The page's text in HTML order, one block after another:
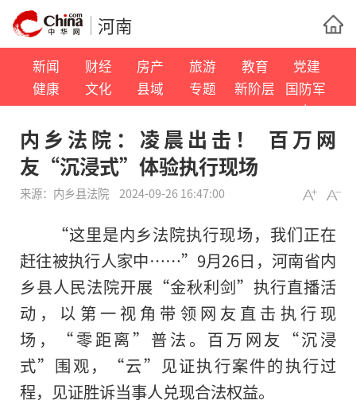
河南
新闻 财经 房产 旅游 教育
党建
健康
文化 县域 专题 新阶层
国防军
事
内乡法院：凌晨出击！ 百万网
友“沉浸式”体验执行现场
来源： 内乡县法院 2024-09-26 16:47:00
“这里是内乡法院执行现场，我们正在
赶往被执行人家中……”9月26日，河南省内
乡县人民法院开展“金秋利剑”执行直播活
动，以第一视角带领网友直击执行现
场，“零距离”普法。百万网友“沉浸
式”围观，“云”见证执行案件的执行过
程，见证胜诉当事人兑现合法权益。